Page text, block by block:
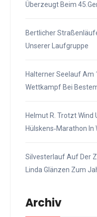
Überzeugt Beim
Bertlicher
Unserer Laufgruppe
Halterner Seelauf Am
Wettkampf Bei
Helmut R. Trotzt Wind
Hülskens‑Marathon In
Silvesterlauf Auf Der
Linda Glänzen Zum
Archiv